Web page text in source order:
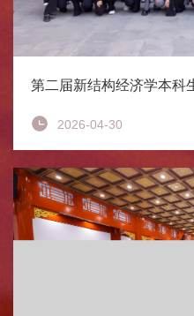
第二届新结构经济学本科
2026-04-30